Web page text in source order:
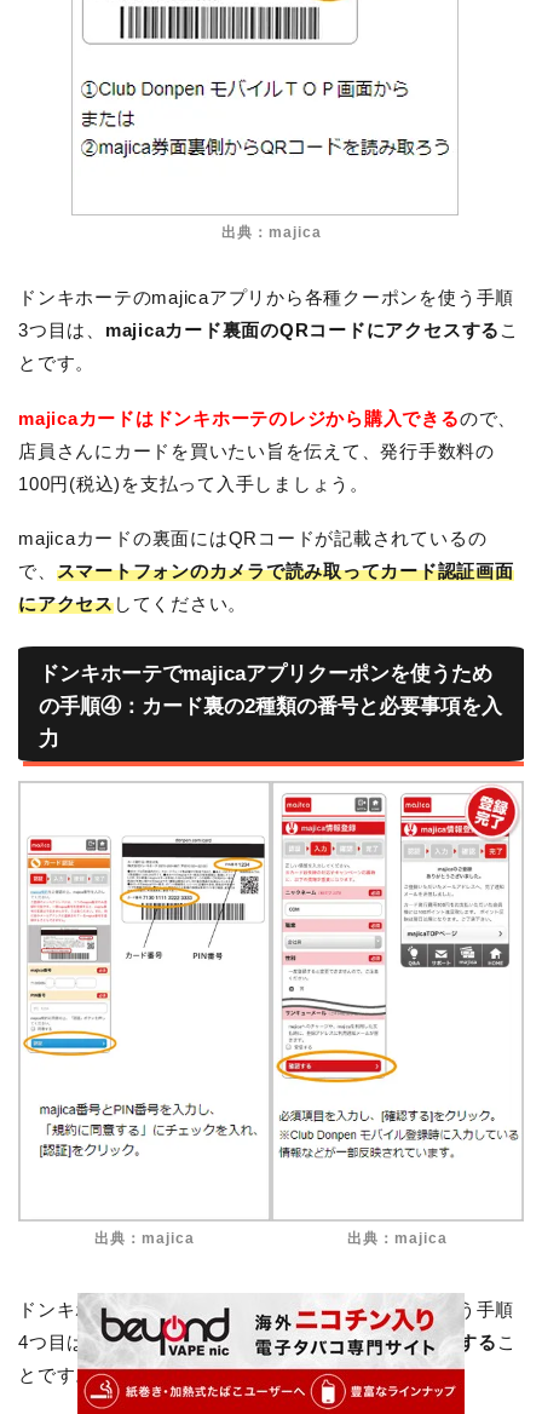
出典：majica
ドンキホーテのmajicaアプリから各種クーポンを使う手順
3つ目は、 majicaカード裏面のQRコードにアクセスする こ
とです。
majicaカードはドンキホーテのレジから購入できるので、
店員さんにカードを買いたい旨を伝えて、発行手数料の
100円(税込)を支払って入手しましょう。
majicaカードの裏面にはQRコードが記載されているの
で、 スマートフォンのカメラで読み取ってカード認証画面
にアクセスしてください。
ドンキホーテでmajicaアプリクーポンを使うため
の手順④：カード裏の2種類の番号と必要事項を入
力
出典：majica 出典：majica
ドンキホーテのmajicaアプリから各種クーポンを使う手順
4つ目は、カード裏の2種類の番号と必要事項を入力する こ
とです。